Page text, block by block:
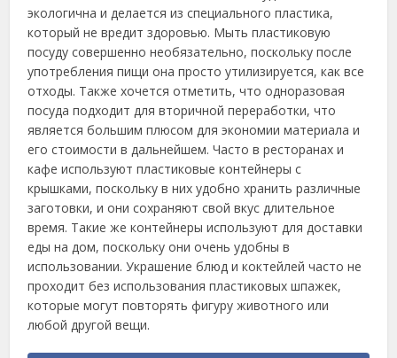
экологична и делается из специального пластика,
который не вредит здоровью. Мыть пластиковую
посуду совершенно необязательно, поскольку после
употребления пищи она просто утилизируется, как все
отходы. Также хочется отметить, что одноразовая
посуда подходит для вторичной переработки, что
является большим плюсом для экономии материала и
его стоимости в дальнейшем. Часто в ресторанах и
кафе используют пластиковые контейнеры с
крышками, поскольку в них удобно хранить различные
заготовки, и они сохраняют свой вкус длительное
время. Такие же контейнеры используют для доставки
еды на дом, поскольку они очень удобны в
использовании. Украшение блюд и коктейлей часто не
проходит без использования пластиковых шпажек,
которые могут повторять фигуру животного или
любой другой вещи.